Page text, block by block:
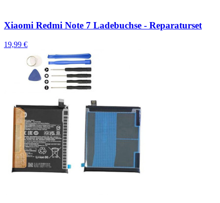
Xiaomi Redmi Note 7 Ladebuchse - Reparaturset
19,99 €